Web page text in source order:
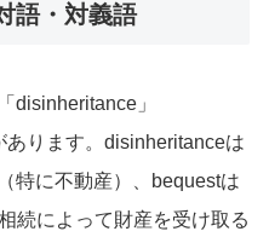
語・対義語
disinheritance」
あります。disinheritanceは
特に不動産）、bequestは
続によって財産を受け取る